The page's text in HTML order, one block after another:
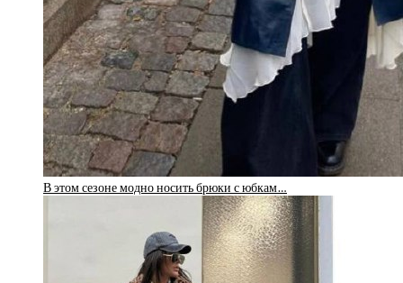
В этом сезоне модно носить брюки с юбкам…